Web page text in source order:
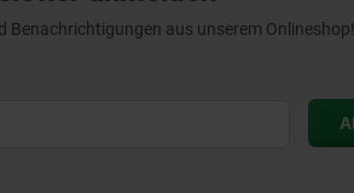
Benachrichtigungen aus unserem Onlineshop!